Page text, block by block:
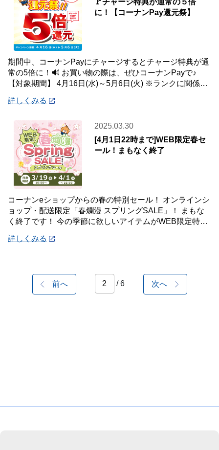
に！【コーナンPay還元祭】
期間中、コーナンPayにチャージするとチャージ特典が通
常の5倍に！🔊 お買い物の際は、ぜひコーナンPayで♪
【対象期間】 4月16日(水)～5月6日(火) ※ランクに関係な
詳しくみる
2025.03.30
[4月1日22時まで]WEB限定春セ
ール！まもなく終了
コーナンeショップからの春の特別セール！ オンラインシ
ョップ・配送限定「春爛漫 スプリングSALE」！ まもな
く終了です！ 今の季節に欲しいアイテムがWEB限定特別
詳しくみる
前へ / 6 次へ